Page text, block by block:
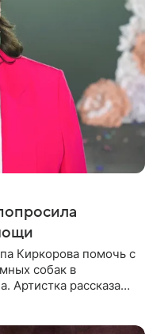
Киркорова помочь с
собак в
Артистка рассказала